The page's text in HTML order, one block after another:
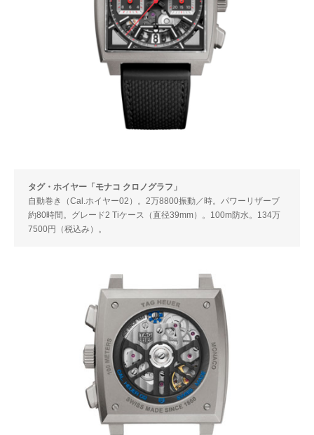
タグ・ホイヤー「モナコ クロノグラフ」
自動巻き（Cal.ホイヤー02）。2万8800振動／時。パワーリザーブ
約80時間。グレード2 Tiケース（直径39mm）。100m防水。134万
7500円（税込み）。